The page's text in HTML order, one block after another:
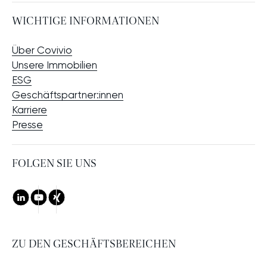
WICHTIGE INFORMATIONEN
Über Covivio
Unsere Immobilien
ESG
Geschäftspartner:innen
Karriere
Presse
FOLGEN SIE UNS
LinkedInYoutube
ZU DEN GESCHÄFTSBEREICHEN